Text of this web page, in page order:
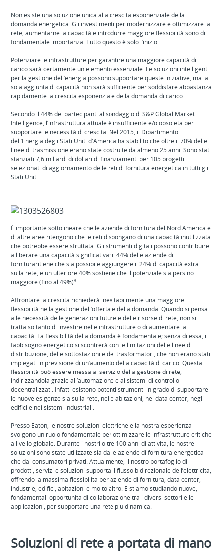
Non esiste una soluzione unica alla crescita esponenziale della
domanda energetica. Gli investimenti per modernizzare e ottimizzare la
rete, aumentarne la capacità e introdurre maggiore flessibilità sono di
fondamentale importanza. Tutto questo è solo l’inizio.
Potenziare le infrastrutture per garantire una maggiore capacità di
carico sarà certamente un elemento essenziale. Le soluzioni intelligenti
per la gestione dell’energia possono supportare queste iniziative, ma la
sola aggiunta di capacità non sarà sufficiente per soddisfare abbastanza
rapidamente la crescita esponenziale della domanda di carico.
Secondo il 44% dei partecipanti al sondaggio di S&P Global Market
Intelligence, l’infrastruttura attuale è insufficiente e/o obsoleta per
supportare le necessità di crescita. Nel 2015, il Dipartimento
dell’Energia degli Stati Uniti d'America ha stabilito che oltre il 70% delle
linee di trasmissione erano state costruite da almeno 25 anni. Sono stati
stanziati 7,6 miliardi di dollari di finanziamenti per 105 progetti
selezionati di aggiornamento delle reti di fornitura energetica in tutti gli
Stati Uniti.
È importante sottolineare che le aziende di fornitura del Nord America e
di altre aree ritengono che le reti dispongano di una capacità inutilizzata
che potrebbe essere sfruttata. Gli strumenti digitali possono contribuire
a liberare una capacità significativa: il 44% delle aziende di
fornituraritiene che sia possibile aggiungere il 24% di capacità extra
sulla rete, e un ulteriore 40% sostiene che il potenziale sia persino
maggiore (fino al 49%)3.
Affrontare la crescita richiederà inevitabilmente una maggiore
flessibilità nella gestione dell’offerta e della domanda. Quando si pensa
alle necessità delle generazioni future e delle risorse di rete, non si
tratta soltanto di investire nelle infrastrutture o di aumentare la
capacità. La flessibilità della domanda è fondamentale; senza di essa, il
fabbisogno energetico si scontrerà con le limitazioni delle linee di
distribuzione, delle sottostazioni e dei trasformatori, che non erano stati
impiegati in previsione di un’aumento della capacità di carico. Questa
flessibilità può essere messa al servizio della gestione di rete,
indirizzandola grazie all’automazione e ai sistemi di controllo
decentralizzati. Infatti esistono potenti strumenti in grado di supportare
le nuove esigenze sia sulla rete, nelle abitazioni, nei data center, negli
edifici e nei sistemi industriali.
Presso Eaton, le nostre soluzioni elettriche e la nostra esperienza
svolgono un ruolo fondamentale per ottimizzare le infrastrutture critiche
a livello globale. Durante i nostri oltre 100 anni di attività, le nostre
soluzioni sono state utilizzate sia dalle aziende di fornitura energetica
che dai consumatori privati. Attualmente, il nostro portafoglio di
prodotti, servizi e soluzioni supporta il flusso bidirezionale dell’elettricità,
offrendo la massima flessibilità per aziende di fornitura, data center,
industrie, edifici, abitazioni e molto altro. E stiamo studiando nuove,
fondamentali opportunità di collaborazione tra i diversi settori e le
applicazioni, per supportare una rete più dinamica.
Soluzioni di rete a portata di mano